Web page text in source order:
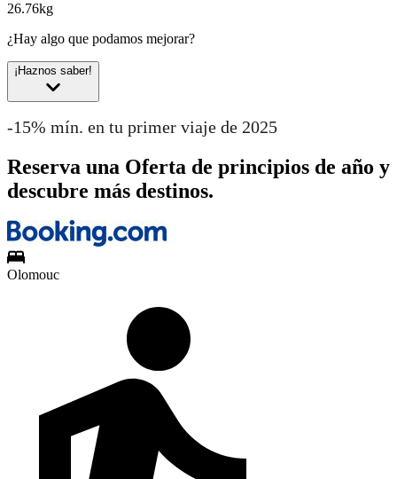
26.76kg
¿Hay algo que podamos mejorar?
¡Haznos saber!
-15% mín. en tu primer viaje de 2025
Reserva una Oferta de principios de año y
descubre más destinos.
Olomouc